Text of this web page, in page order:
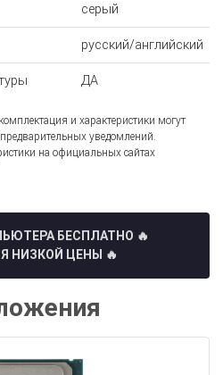
серый
русский/английский
ДА
и характеристики могут
уведомлений.
на официальных сайтах
БЕСПЛАТНО 🔥
НИЗКОЙ ЦЕНЫ 🔥